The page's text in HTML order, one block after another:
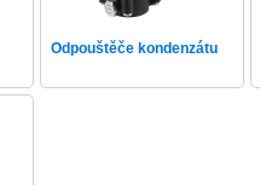
Odpouštěče kondenzátu